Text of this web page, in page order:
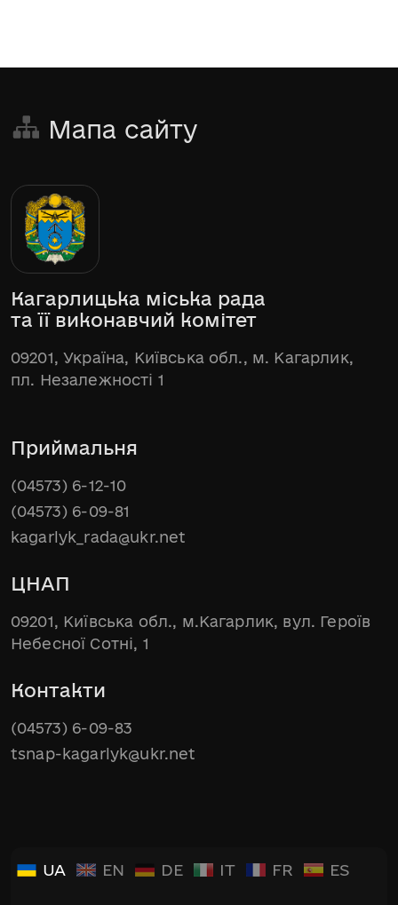
Мапа сайту
Кагарлицька міська рада
та її виконавчий комітет
09201, Україна, Київська обл., м. Кагарлик,
пл. Незалежності 1
Приймальня
(04573) 6-12-10
(04573) 6-09-81
kagarlyk_rada@ukr.net
ЦНАП
09201, Київська обл., м.Кагарлик, вул. Героїв
Небесної Сотні, 1
Контакти
(04573) 6-09-83
tsnap-kagarlyk@ukr.net
UA EN DE IT FR ES